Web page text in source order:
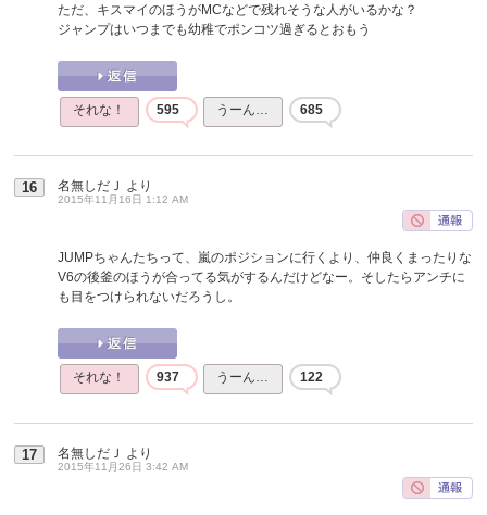
ただ、キスマイのほうがMCなどで残れそうな人がいるかな？
ジャンプはいつまでも幼稚でポンコツ過ぎるとおもう
それな！ 595 うーん… 685
16 名無しだＪ より
2015年11月16日 1:12 AM
JUMPちゃんたちって、嵐のポジションに行くより、仲良くまったりな
V6の後釜のほうが合ってる気がするんだけどなー。そしたらアンチに
も目をつけられないだろうし。
それな！ 937 うーん… 122
17 名無しだＪ より
2015年11月26日 3:42 AM